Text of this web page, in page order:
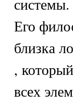
Его
близка
,
всех